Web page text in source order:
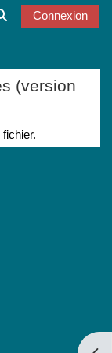
Activer/désactiver
Connexion
(version